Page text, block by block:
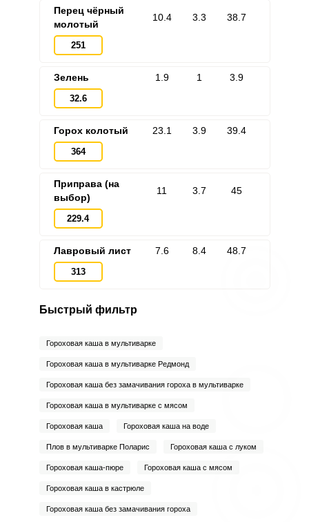
Перец чёрный
молотый
251
10.4 3.3 38.7
Зелень
32.6
1.9 1 3.9
Горох колотый
364
23.1 3.9 39.4
Приправа (на
выбор)
229.4
11 3.7 45
Лавровый лист
313
7.6 8.4 48.7
Быстрый фильтр
Гороховая каша в мультиварке
Гороховая каша в мультиварке Редмонд
Гороховая каша без замачивания гороха в мультиварке
Гороховая каша в мультиварке с мясом
Гороховая каша Гороховая каша на воде
Плов в мультиварке Поларис Гороховая каша с луком
Гороховая каша-пюре Гороховая каша с мясом
Гороховая каша в кастрюле
Гороховая каша без замачивания гороха